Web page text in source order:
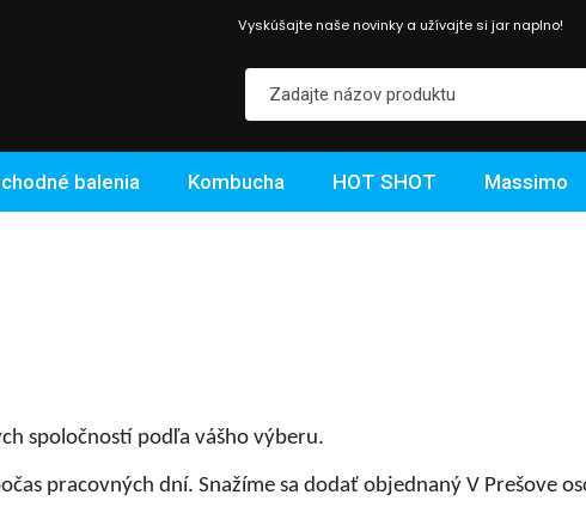
Vyskúšajte naše novinky a užívajte si jar naplno!
balenia Kombucha HOT SHOT Massimo
spoločností podľa vášho výberu.
pracovných dní. Snažíme sa dodať objednaný V Prešove